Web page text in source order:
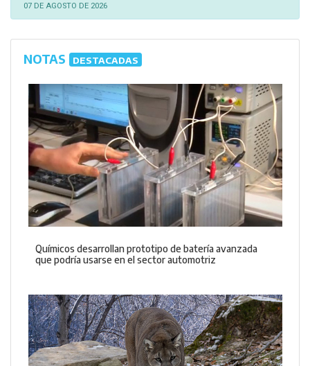
07 DE AGOSTO DE 2026
NOTAS DESTACADAS
Químicos desarrollan prototipo de batería avanzada
que podría usarse en el sector automotriz